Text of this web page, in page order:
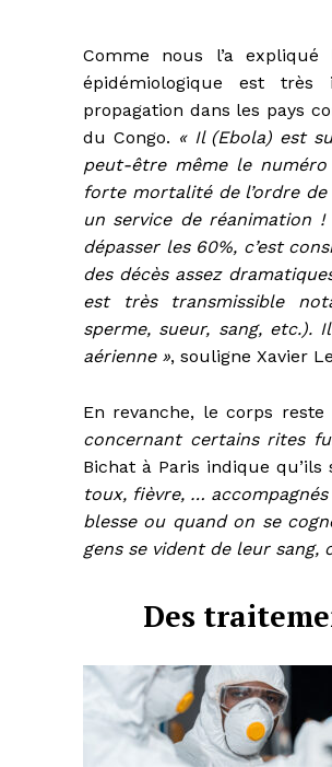
Comme nous l’a
épidémiologique est
propagation dans les pays
du Congo. « Il (Ebola) est
peut-être même le numéro
forte mortalité de l’ordre
un service de réanimation
dépasser les 60%, c’est
des décès assez
est très transmissible
sperme, sueur, sang, etc.).
aérienne », souligne Xavier
En revanche, le corps
concernant certains rites
Bichat à Paris indique qu’ils
toux, fièvre, …
blesse ou quand on se
gens se vident de leur sang,
Des